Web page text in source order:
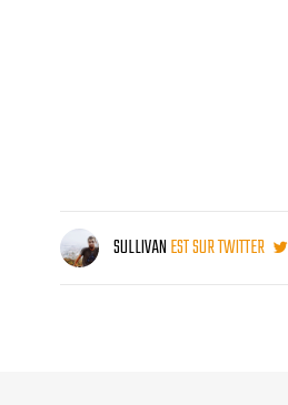
SULLIVANEST SUR TWITTER